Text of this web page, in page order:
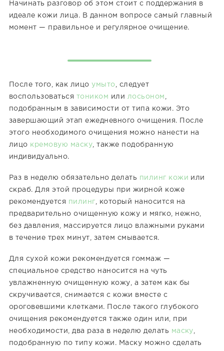
Начинать разговор об этом стоит с поддержания в
идеале кожи лица. В данном вопросе самый главный
момент — правильное и регулярное очищение.
После того, как лицоумыто
, следует
воспользоваться тоником или лосьоном
подобранным в зависимости от типа кожи. Это
завершающий этап ежедневного очищения. После
этого необходимого очищения можно нанести на
лицо кремовую маску , также подобранную
индивидуально.
Раз в неделю обязательно делать пилинг кожи или
скраб. Для этой процедуры при жирной коже
рекомендуется пилинг , который наносится на
предварительно очищенную кожу и мягко, нежно,
без давления, массируется лицо влажными руками
в течение трех минут, затем смывается.
Для сухой кожи рекомендуется гоммаж —
специальное средство наносится на чуть
увлажненную очищенную кожу, а затем как бы
скручивается, снимается с кожи вместе с
ороговевшими клетками. После такого глубокого
очищения рекомендуется также один или, при
необходимости, два раза в неделю делать маску
подобранную по типу кожи. Маску можно сделать